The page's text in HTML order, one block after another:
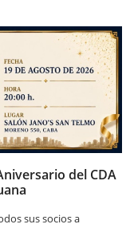
del CDA
sus socios a